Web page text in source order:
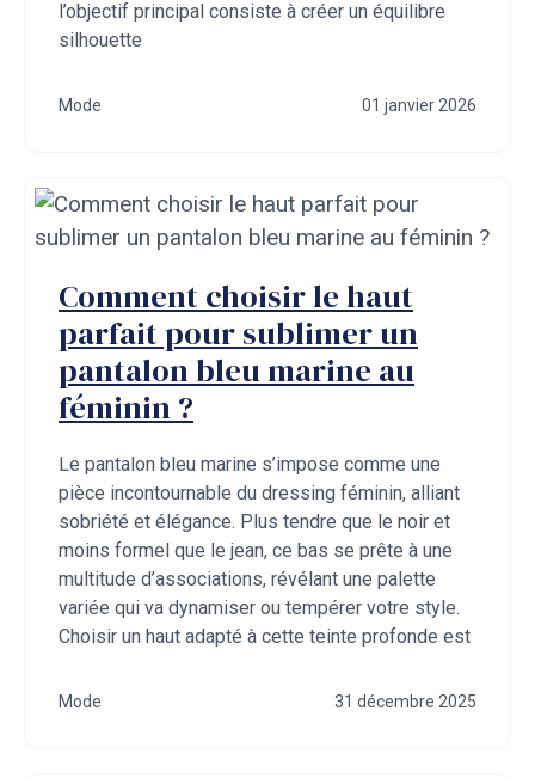
l’objectif principal consiste à créer un équilibre
silhouette
Mode 01 janvier 2026
Comment choisir le haut
parfait pour sublimer un
pantalon bleu marine au
féminin ?
Le pantalon bleu marine s’impose comme une
pièce incontournable du dressing féminin, alliant
sobriété et élégance. Plus tendre que le noir et
moins formel que le jean, ce bas se prête à une
multitude d’associations, révélant une palette
variée qui va dynamiser ou tempérer votre style.
Choisir un haut adapté à cette teinte profonde est
Mode 31 décembre 2025